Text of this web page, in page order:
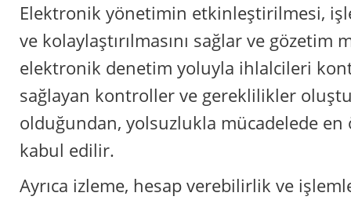
Elektronik yönetimin etkinleştirilmesi,
ve kolaylaştırılmasını sağlar ve gözetim
elektronik denetim yoluyla ihlalcileri
sağlayan kontroller ve gereklilikler
olduğundan, yolsuzlukla mücadelede en
kabul edilir.
Ayrıca izleme, hesap verebilirlik ve